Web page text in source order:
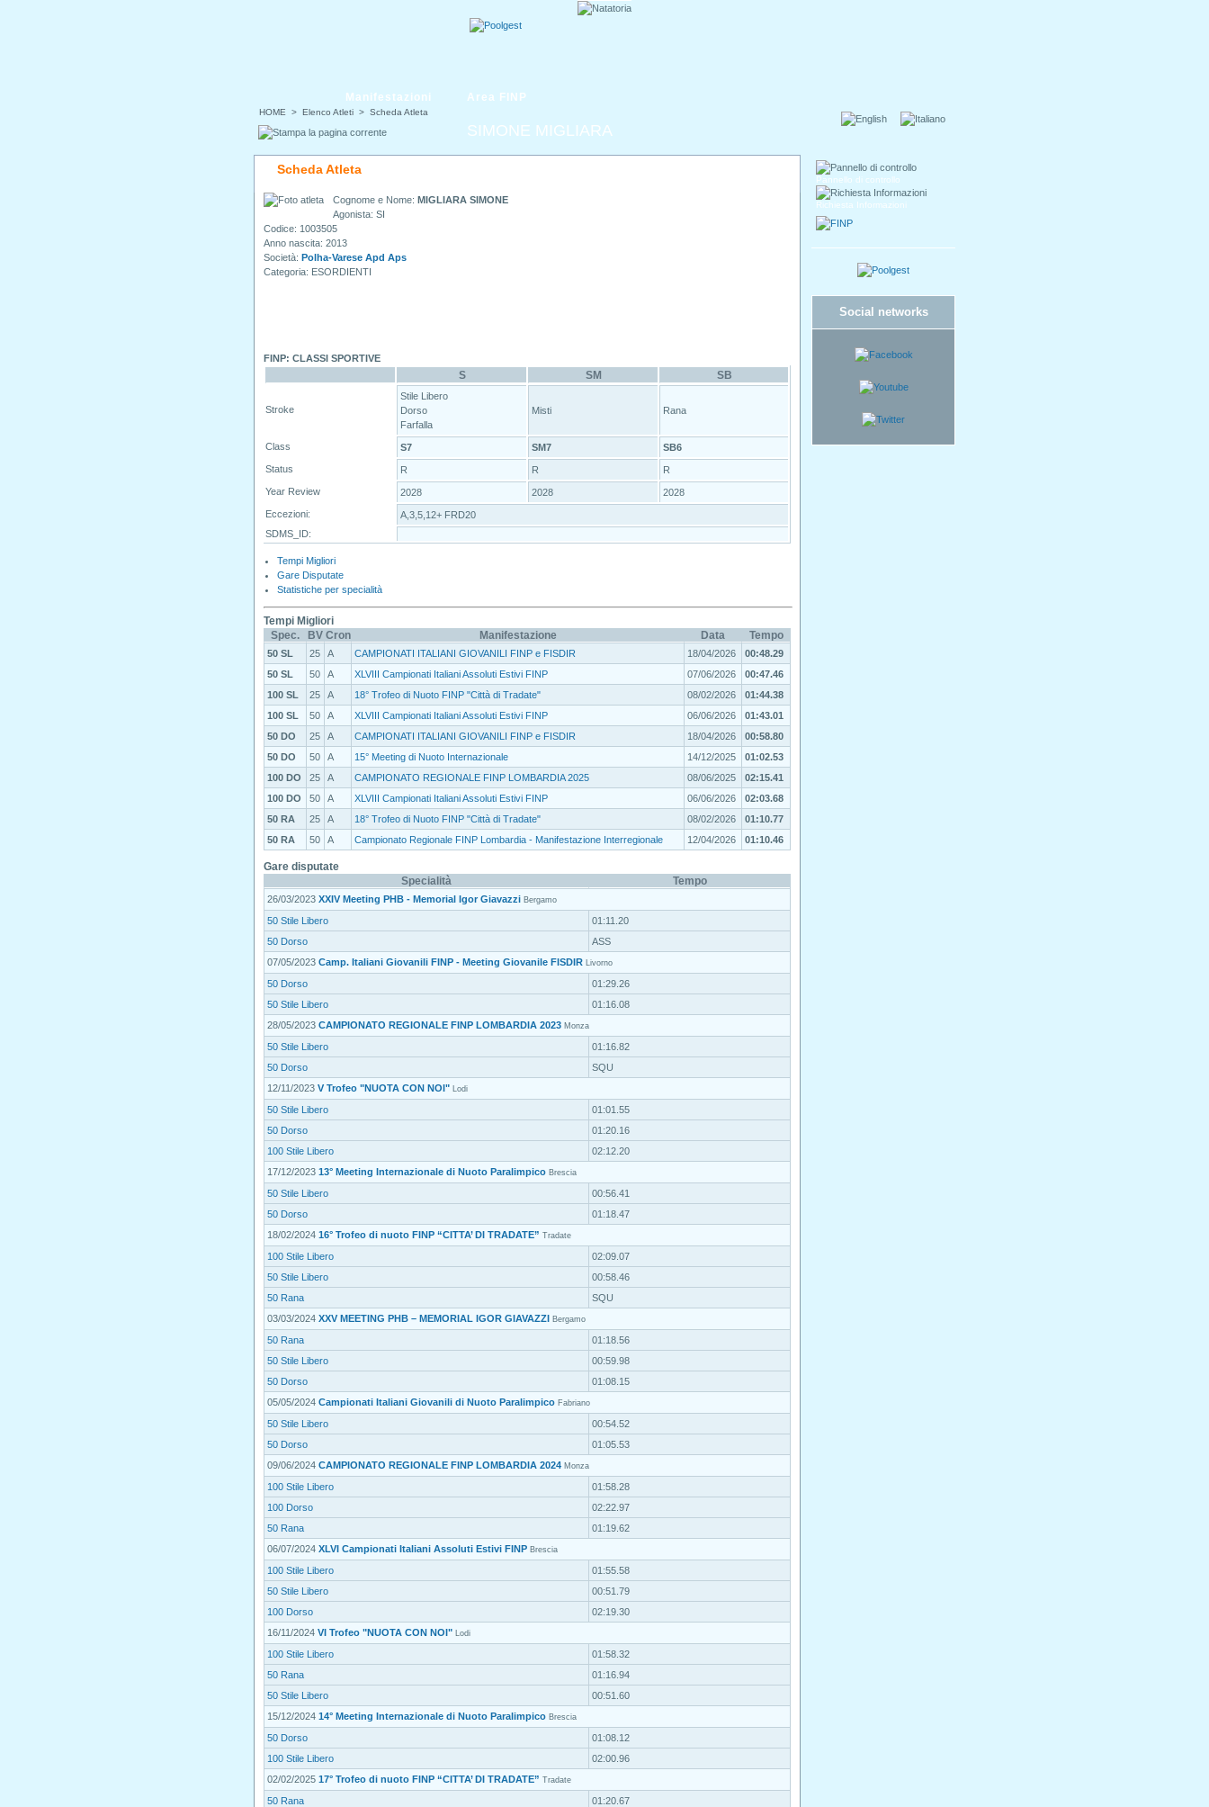
HOME > Elenco Atleti > Scheda Atleta
Manifestazioni Area FINP
SIMONE MIGLIARA
Scheda Atleta
Cognome e Nome: MIGLIARA SIMONE
Agonista: SI
Codice: 1003505
Anno nascita: 2013
Società: Polha-Varese Apd Aps
Categoria: ESORDIENTI
FINP: CLASSI SPORTIVE
S SM SB
Stroke
Stile Libero
Dorso
Farfalla
Misti Rana
Class S7 SM7
SB6
Status
R R
R
Year Review
2028 2028
2028
Eccezioni:
A,3,5,12+ FRD20
SDMS_ID:
Tempi Migliori
Gare Disputate
Statistiche per specialità
Tempi Migliori
Spec.
BV Cron Manifestazione Data Tempo
50 SL 25 A CAMPIONATI ITALIANI GIOVANILI FINP e FISDIR 18/04/2026
00:48.29
50 SL
50 A XLVIII Campionati Italiani Assoluti Estivi FINP 07/06/2026
00:47.46
100 SL
25 A 18° Trofeo di Nuoto FINP "Città di Tradate" 08/02/2026
01:44.38
100 SL
50 A XLVIII Campionati Italiani Assoluti Estivi FINP 06/06/2026
01:43.01
50 DO
25 A CAMPIONATI ITALIANI GIOVANILI FINP e FISDIR 18/04/2026
00:58.80
50 DO
50 A 15° Meeting di Nuoto Internazionale 14/12/2025
01:02.53
100 DO
25 A CAMPIONATO REGIONALE FINP LOMBARDIA 2025 08/06/2025
02:15.41
100 DO
50 A XLVIII Campionati Italiani Assoluti Estivi FINP 06/06/2026
02:03.68
50 RA
25 A 18° Trofeo di Nuoto FINP "Città di Tradate" 08/02/2026
01:10.77
50 RA
50 A Campionato Regionale FINP Lombardia - Manifestazione Interregionale 12/04/2026 01:10.46
Gare disputate
Specialità
Tempo
26/03/2023 XXIV Meeting PHB - Memorial Igor Giavazzi Bergamo
50 Stile Libero
01:11.20
50 Dorso
ASS
07/05/2023 Camp. Italiani Giovanili FINP - Meeting Giovanile FISDIR Livorno
50 Dorso
01:29.26
50 Stile Libero
01:16.08
28/05/2023 CAMPIONATO REGIONALE FINP LOMBARDIA 2023 Monza
50 Stile Libero
01:16.82
50 Dorso
SQU
12/11/2023 V Trofeo "NUOTA CON NOI" Lodi
50 Stile Libero
01:01.55
50 Dorso
01:20.16
100 Stile Libero
02:12.20
17/12/2023 13° Meeting Internazionale di Nuoto Paralimpico Brescia
50 Stile Libero
00:56.41
50 Dorso
01:18.47
18/02/2024 16° Trofeo di nuoto FINP “CITTA’ DI TRADATE” Tradate
100 Stile Libero
02:09.07
50 Stile Libero
00:58.46
50 Rana
SQU
03/03/2024 XXV MEETING PHB – MEMORIAL IGOR GIAVAZZI Bergamo
50 Rana
01:18.56
50 Stile Libero
00:59.98
50 Dorso
01:08.15
05/05/2024 Campionati Italiani Giovanili di Nuoto Paralimpico Fabriano
50 Stile Libero
00:54.52
50 Dorso
01:05.53
09/06/2024 CAMPIONATO REGIONALE FINP LOMBARDIA 2024 Monza
100 Stile Libero
01:58.28
100 Dorso
02:22.97
50 Rana
01:19.62
06/07/2024 XLVI Campionati Italiani Assoluti Estivi FINP Brescia
100 Stile Libero
01:55.58
50 Stile Libero
00:51.79
100 Dorso
02:19.30
16/11/2024 VI Trofeo "NUOTA CON NOI" Lodi
100 Stile Libero
01:58.32
50 Rana
01:16.94
50 Stile Libero
00:51.60
15/12/2024 14° Meeting Internazionale di Nuoto Paralimpico Brescia
50 Dorso
01:08.12
100 Stile Libero
02:00.96
02/02/2025 17° Trofeo di nuoto FINP “CITTA’ DI TRADATE” Tradate
50 Rana
01:20.67
Pannello di controllo
Richiesta Informazioni
Social networks